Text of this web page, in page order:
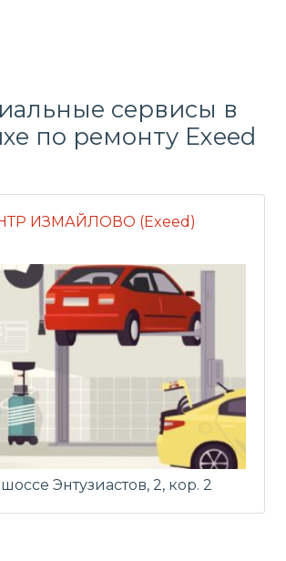
сервисы в
по ремонту Exeed
ИЗМАЙЛОВО (Exeed)
Энтузиастов, 2, кор. 2